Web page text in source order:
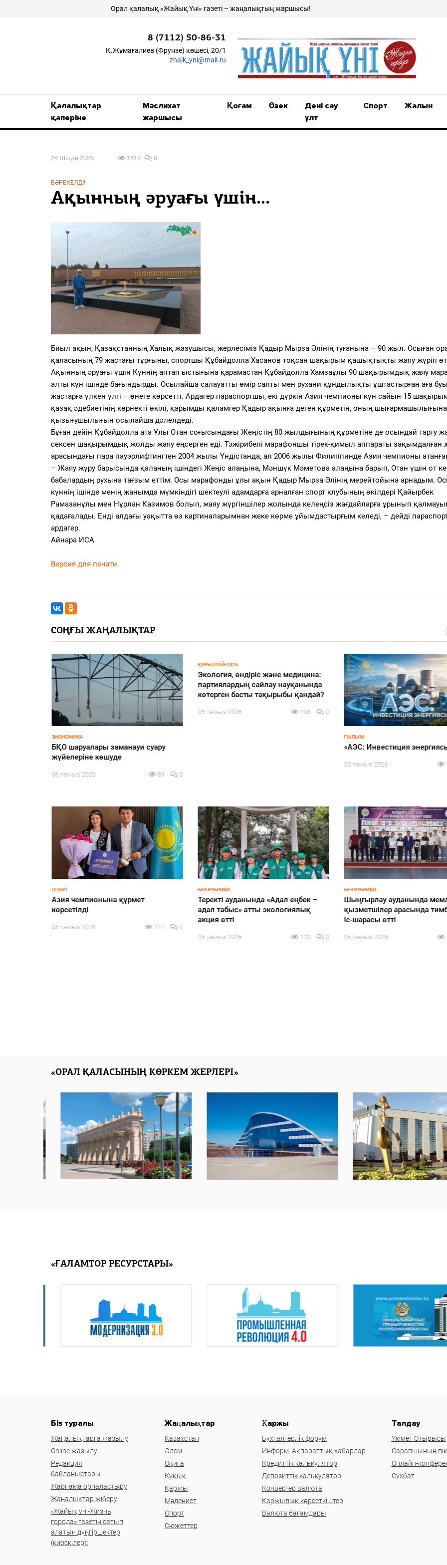
Мәслихат жаршысы
Дені сау ұлт
Орал қалалық «Жайық Үні» газеті – жаңалықтың жаршысы!
8 (7112) 50-86-31
Қ.Жұмағалиев (Фрунзе) көшесі, 20/1
zhaik_yni@mail.ru
Қалалықтар
қаперіне
Мәслихат
жаршысы
Қоғам Өзек
Дені сау
ұлт
Спорт Жалын
24 Шілде 2025 1414 0
БӘРЕКЕЛДІ!
Ақынның әруағы үшін…
Биыл ақын, Қазақстанның Халық жазушысы, жерлесіміз Қадыр Мырза Әлінің туғанына – 90 жыл. Осыған
қаласының 79 жастағы тұрғыны, спортшы Құбайдолла Хасанов тоқсан шақырым қашықтықты жаяу жүріп
Ақынның әруағы үшін Күннің аптап ыстығына қарамастан Құбайдолла Хамзаұлы 90 шақырымдық жаяу
алты күн ішінде бағындырды. Осылайша салауатты өмір салты мен рухани құндылықты ұштастырған аға
жастарға үлкен үлгі – өнеге көрсетті. Ардагер параспортшы, екі дүркін Азия чемпионы күн сайын 15
қазақ әдебиетінің көрнекті өкілі, қарымды қаламгер Қадыр ақынға деген құрметін, оның
қызығушылығын осылайша дәлелдеді.
Бұған дейін Құбайдолла ата Ұлы Отан соғысындағы Жеңістің 80 жылдығының құрметіне де осындай тарту
сексен шақырымдық жолды жаяу еңсерген еді. Тәжірибелі марафоншы тірек-қимыл аппараты зақымдалған
арасындағы пара пауэрлифтингтен 2004 жылы Үндістанда, ал 2006 жылы Филиппинде Азия чемпионы
– Жаяу жүру барысында қаланың ішіндегі Жеңіс алаңына, Мәншүк Мәметова алаңына барып, Отан үшін от
бабалардың рухына тағзым еттім. Осы марафонды ұлы ақын Қадыр Мырза Әлінің мерейтойына арнадым.
күннің ішінде менің жанымда мүмкіндігі шектеулі адамдарға арналған спорт клубының өкілдері Қайырбек
Рамазанұлы мен Нұрлан Казимов болып, жаяу жүргіншілер жолында келеңсіз жағдайларға ұрынып
қадағалады. Енді алдағы уақытта өз картиналарымнан жеке көрме ұйымдастырғым келеді, – дейді
ардагер.
Айнара ИСА
Версия для печати
СОҢҒЫ ЖАҢАЛЫҚТАР
ЭКОНОМИКА
БҚО шаруалары заманауи суару
жүйелеріне көшуде
06 тамыз 2026 89 0
СПОРТ
Азия чемпионына құрмет
көрсетілді
05 тамыз 2026 127 0
ҚҰРЫЛТАЙ-2026
Экология, өндіріс және медицина:
партиялардың сайлау науқанында
көтерген басты тақырыбы қандай?
05 тамыз 2026 108 0
БЕЗ РУБРИКИ
Теректі ауданында «Адал еңбек –
адал табыс» атты экологиялық
акция өтті
05 тамыз 2026 110 0
ҒЫЛЫМ
«АЭС: Инвестиция
05 тамыз 2026
БЕЗ РУБРИКИ
Шыңғырлау ауданында
қызметшілер арасында
іс-шарасы өтті
05 тамыз 2026
«ОРАЛ ҚАЛАСЫНЫҢ КӨРКЕМ ЖЕРЛЕРІ»
«ҒАЛАМТОР РЕСУРСТАРЫ»
Біз туралы
Жаңалықтарға жазылу
Online жазылу
Редакция
байланыстары
Жарнама орналастыру
Жаңалықтар жіберу
«Жайық үні-Жизнь
города» газетін сатып
алатын дүңгіршектер
(киоскілер):
Жаңалықтар
Казахстан
Әлем
Оқиға
Құқық
Қаржы
Мәдениет
Спорт
Сюжеттер
Қаржы
Бухгалтерлік форум
Информ. Ақпараттық хабарлар
Кредиттік калькулятор
Депозиттік калькулятор
Конвертер валюта
Қаржылық көрсеткіштер
Валюта бағамдары
Талдау
Үкімет Отырысы
Сарапшының
Онлайн-
Сұхбат